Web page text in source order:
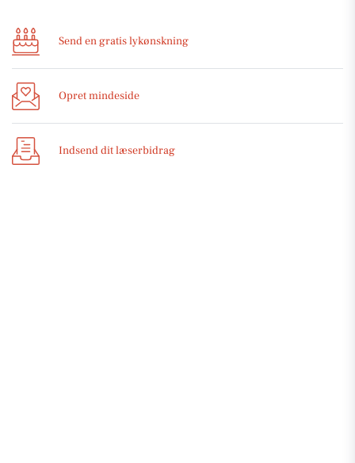
Send en gratis lykønskning
Opret mindeside
Indsend dit læserbidrag